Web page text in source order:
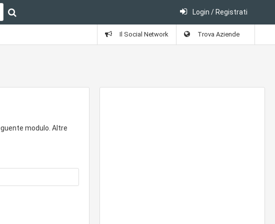
Login / Registrati
Il Social Network Trova Aziende
modulo. Altre